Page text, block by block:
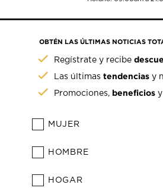
OBTÉN LAS ÚLTIMAS NOTICIAS
Regístrate y recibe
Las últimastendencias y
Promociones, beneficios
MUJER
HOMBRE
HOGAR